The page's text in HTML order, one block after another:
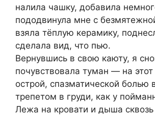
налила чашку, добавила
пододвинула мне с
взяла тёплую керамику,
сделала вид, что пью.
Вернувшись в свою каюту, я
почувствовала туман — на
острой, спазматической болью
трепетом в груди, как у
Лежа на кровати и дыша